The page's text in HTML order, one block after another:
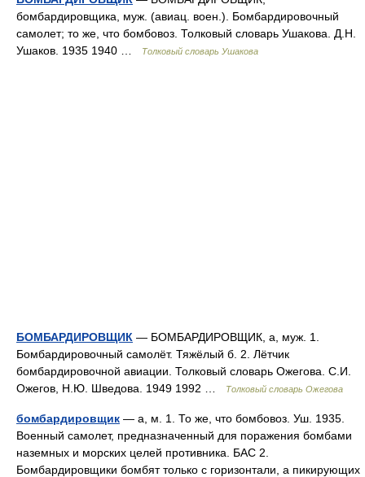
бомбардировщика, муж. (авиац. воен.). Бомбардировочный
самолет; то же, что бомбовоз. Толковый словарь Ушакова. Д.Н.
Ушаков. 1935 1940 …
Толковый словарь Ушакова
БОМБАРДИРОВЩИК — БОМБАРДИРОВЩИК, а, муж. 1.
Бомбардировочный самолёт. Тяжёлый б. 2. Лётчик
бомбардировочной авиации. Толковый словарь Ожегова. С.И.
Ожегов, Н.Ю. Шведова. 1949 1992 …
Толковый словарь Ожегова
бомбардировщик — а, м. 1. То же, что бомбовоз. Уш. 1935.
Военный самолет, предназначенный для поражения бомбами
наземных и морских целей противника. БАС 2.
Бомбардировщики бомбят только с горизонтали, а пикирующих